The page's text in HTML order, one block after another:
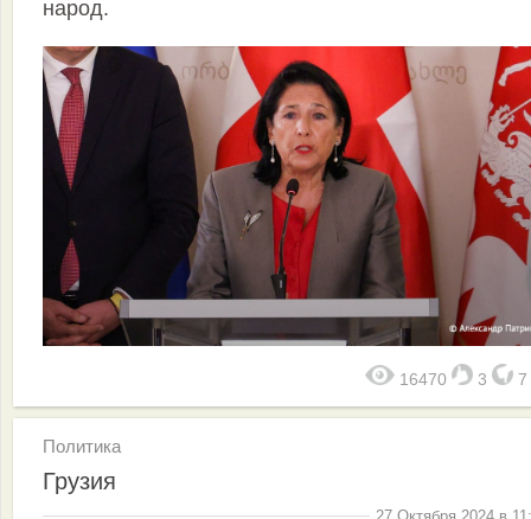
народ.
16470 3 7
Политика
Грузия